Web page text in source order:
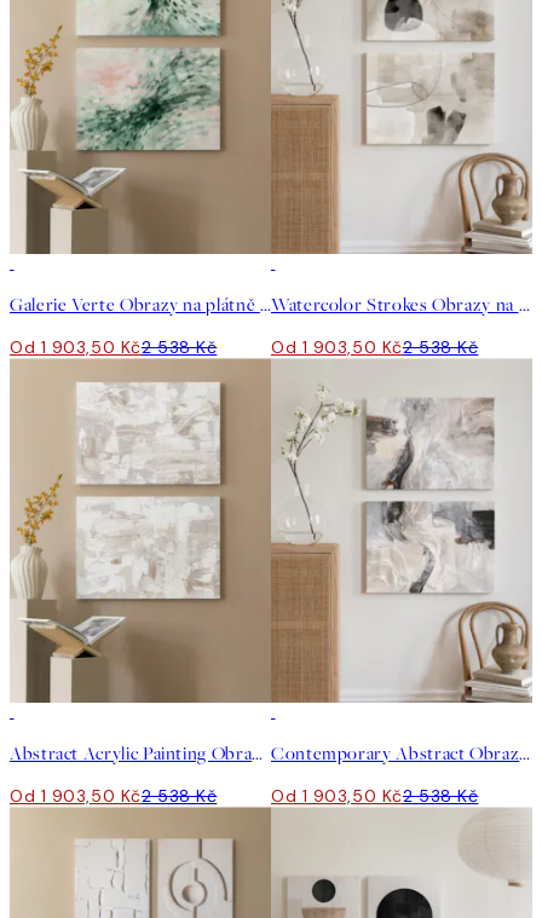
Galerie Verte Obrazy na plátně Duo
Od 1 903,50 Kč2 538 Kč
Watercolor Strokes Obrazy na plátně Duo
Od 1 903,50 Kč2 538 Kč
Abstract Acrylic Painting Obrazy na plátně Duo
Od 1 903,50 Kč2 538 Kč
Contemporary Abstract Obrazy na plátně Duo
Od 1 903,50 Kč2 538 Kč